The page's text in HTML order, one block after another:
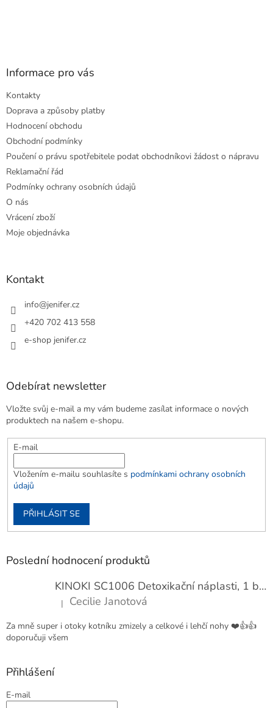
Informace pro vás
Kontakty
Doprava a způsoby platby
Hodnocení obchodu
Obchodní podmínky
Poučení o právu spotřebitele podat obchodníkovi žádost o nápravu
Reklamační řád
Podmínky ochrany osobních údajů
O nás
Vrácení zboží
Moje objednávka
Kontakt
info@jenifer.cz
+420 702 413 558
e-shop jenifer.cz
Odebírat newsletter
Vložte svůj e-mail a my vám budeme zasílat informace o nových
produktech na našem e-shopu.
E-mail
Vložením e-mailu souhlasíte s podmínkami ochrany osobních
údajů
PŘIHLÁSIT SE
Poslední hodnocení produktů
KINOKI SC1006 Detoxikační náplasti, 1 balení - 10 ks
Hodnocení produktu je 4 z 5 hvězdiček.
| Cecilie Janotová
Za mně super i otoky kotníku zmizely a celkové i lehčí nohy ❤️👍👍
doporučuji všem
Přihlášení
E-mail